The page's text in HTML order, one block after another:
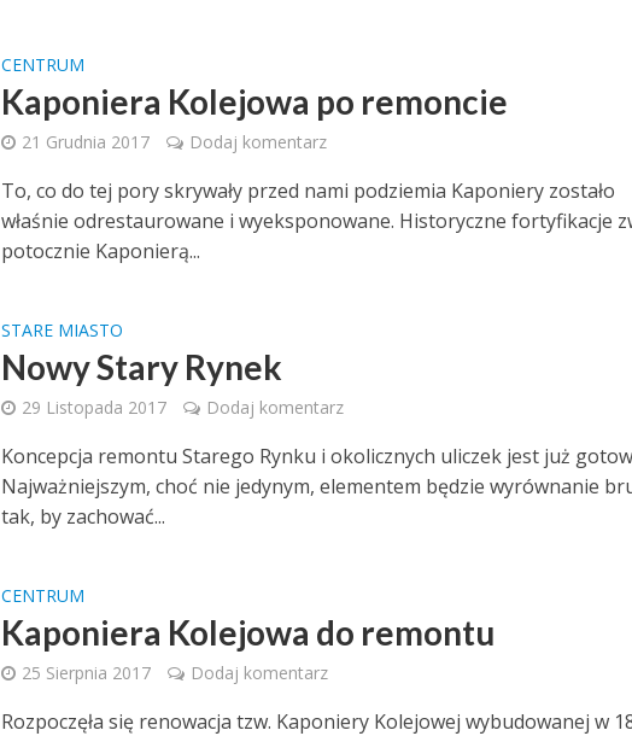
CENTRUM
Kaponiera Kolejowa po remoncie
21 Grudnia 2017 Dodaj komentarz
To, co do tej pory skrywały przed nami podziemia Kaponiery zostało
właśnie odrestaurowane i wyeksponowane. Historyczne fortyfikacje
potocznie Kaponierą...
STARE MIASTO
Nowy Stary Rynek
29 Listopada 2017 Dodaj komentarz
Koncepcja remontu Starego Rynku i okolicznych uliczek jest już
Najważniejszym, choć nie jedynym, elementem będzie wyrównanie
tak, by zachować...
CENTRUM
Kaponiera Kolejowa do remontu
25 Sierpnia 2017 Dodaj komentarz
Rozpoczęła się renowacja tzw. Kaponiery Kolejowej wybudowanej w